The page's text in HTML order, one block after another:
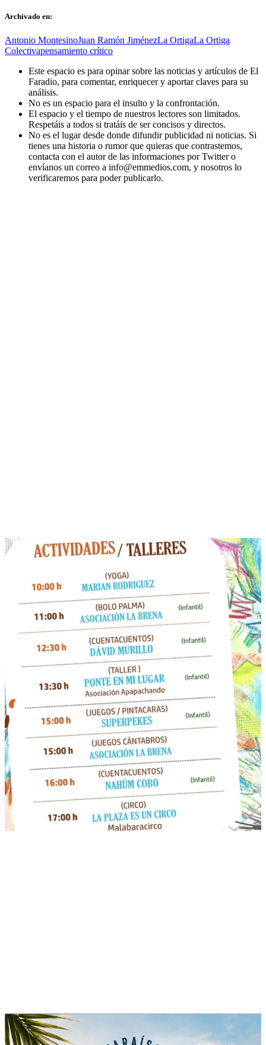
Archivado en:
Antonio MontesinoJuan Ramón JiménezLa OrtigaLa Ortiga
Colectivapensamiento crítico
Este espacio es para opinar sobre las noticias y artículos de El
Faradio, para comentar, enriquecer y aportar claves para su
análisis.
No es un espacio para el insulto y la confrontación.
El espacio y el tiempo de nuestros lectores son limitados.
Respetáis a todos si tratáis de ser concisos y directos.
No es el lugar desde donde difundir publicidad ni noticias. Si
tienes una historia o rumor que quieras que contrastemos,
contacta con el autor de las informaciones por Twitter o
envíanos un correo a info@emmedios.com, y nosotros lo
verificaremos para poder publicarlo.